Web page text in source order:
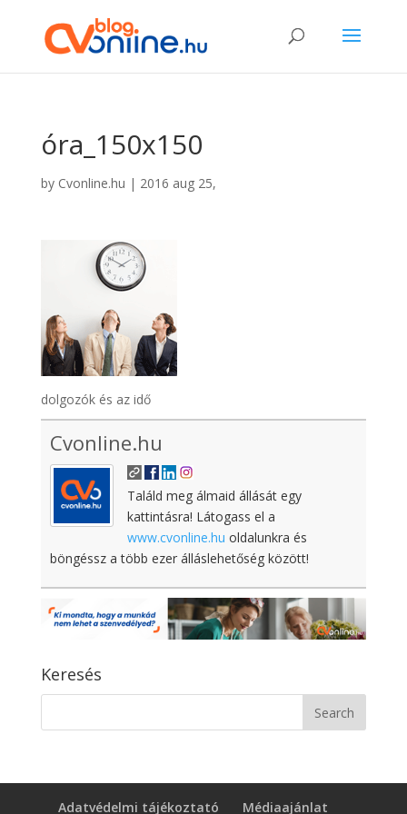
óra_150x150
by Cvonline.hu | 2016 aug 25,
dolgozók és az idő
Cvonline.hu
Találd meg álmaid állását egy
kattintásra! Látogass el a
www.cvonline.hu oldalunkra és
böngéssz a több ezer álláslehetőség között!
Keresés
Adatvédelmi tájékoztató Médiaajánlat